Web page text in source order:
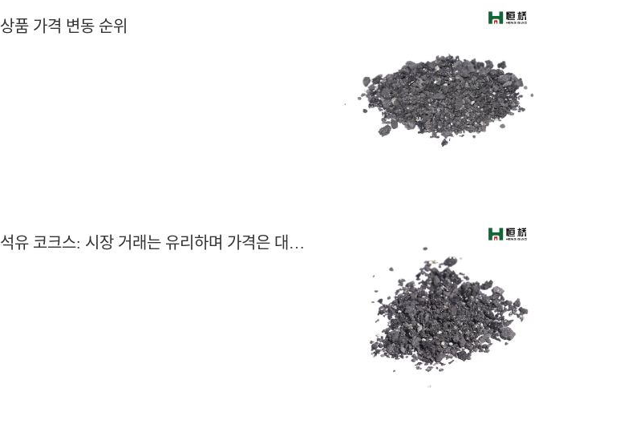
상품 가격 변동 순위
석유 코크스: 시장 거래는 유리하며 가격은 대체로 안정적이고 개별적인 변동이 있음